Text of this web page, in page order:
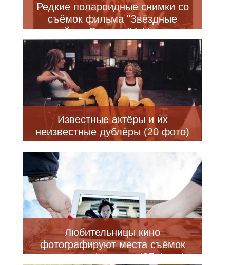
Редкие полароидные снимки со
съёмок фильма "Звёздные
войны. Эпизод IV: Новая
надежда" (15 фото)
Известные актёры и их
неизвестные дублёры (20 фото)
Любительницы кино
фотографируют места съёмок
известных фильмов (37 фото)